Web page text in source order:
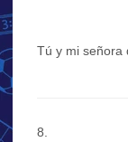
Tú y mi señora